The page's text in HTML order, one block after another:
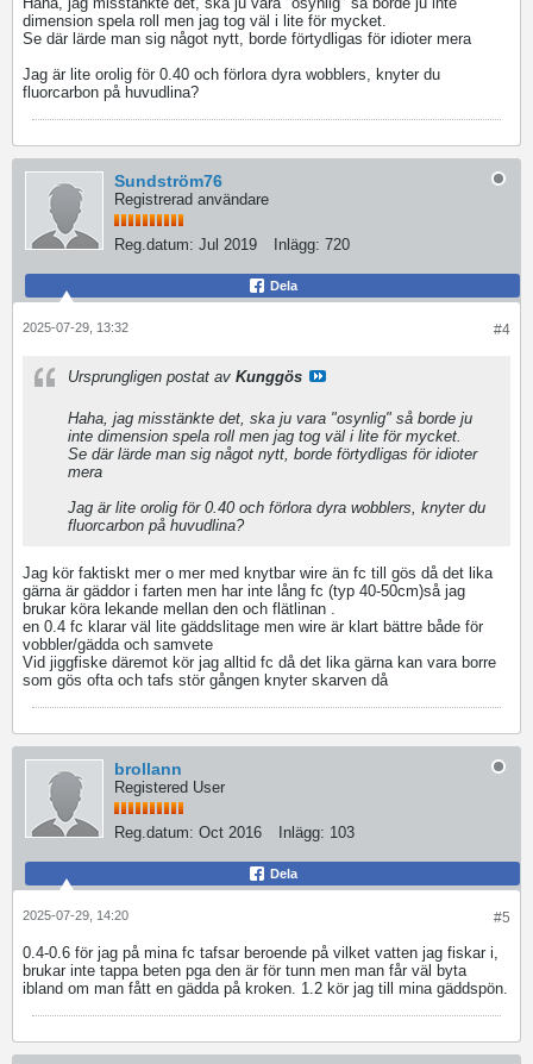
dimension spela roll men jag tog väl i lite för mycket.
Se där lärde man sig något nytt, borde förtydligas för idioter mera
Jag är lite orolig för 0.40 och förlora dyra wobblers, knyter du
fluorcarbon på huvudlina?
Sundström76
Registrerad användare
Reg.datum: Jul 2019 Inlägg: 720
Dela
#4
2025-07-29, 13:32
Ursprungligen postat av Kunggös
Haha, jag misstänkte det, ska ju vara "osynlig" så borde ju
inte dimension spela roll men jag tog väl i lite för mycket.
Se där lärde man sig något nytt, borde förtydligas för idioter
mera
Jag är lite orolig för 0.40 och förlora dyra wobblers, knyter du
fluorcarbon på huvudlina?
Jag kör faktiskt mer o mer med knytbar wire än fc till gös då det lika
gärna är gäddor i farten men har inte lång fc (typ 40-50cm)så jag
brukar köra lekande mellan den och flätlinan .
en 0.4 fc klarar väl lite gäddslitage men wire är klart bättre både för
vobbler/gädda och samvete
Vid jiggfiske däremot kör jag alltid fc då det lika gärna kan vara borre
som gös ofta och tafs stör gången knyter skarven då
brollann
Registered User
Reg.datum: Oct 2016 Inlägg: 103
Dela
#5
2025-07-29, 14:20
0.4-0.6 för jag på mina fc tafsar beroende på vilket vatten jag fiskar i,
brukar inte tappa beten pga den är för tunn men man får väl byta
ibland om man fått en gädda på kroken. 1.2 kör jag till mina gäddspön.